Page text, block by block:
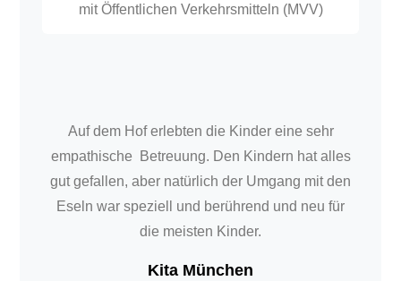
mit Öffentlichen Verkehrsmitteln (MVV)
Auf dem Hof erlebten die Kinder eine sehr
empathische Betreuung. Den Kindern hat alles
gut gefallen, aber natürlich der Umgang mit den
Eseln war speziell und berührend und neu für
die meisten Kinder.
Kita München